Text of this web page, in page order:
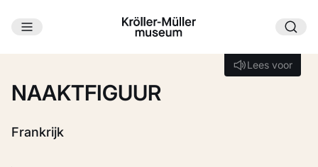
Ga naar hoofdinhoud
Lees voor
Lees voor
NAAKTFIGUUR
Frankrijk